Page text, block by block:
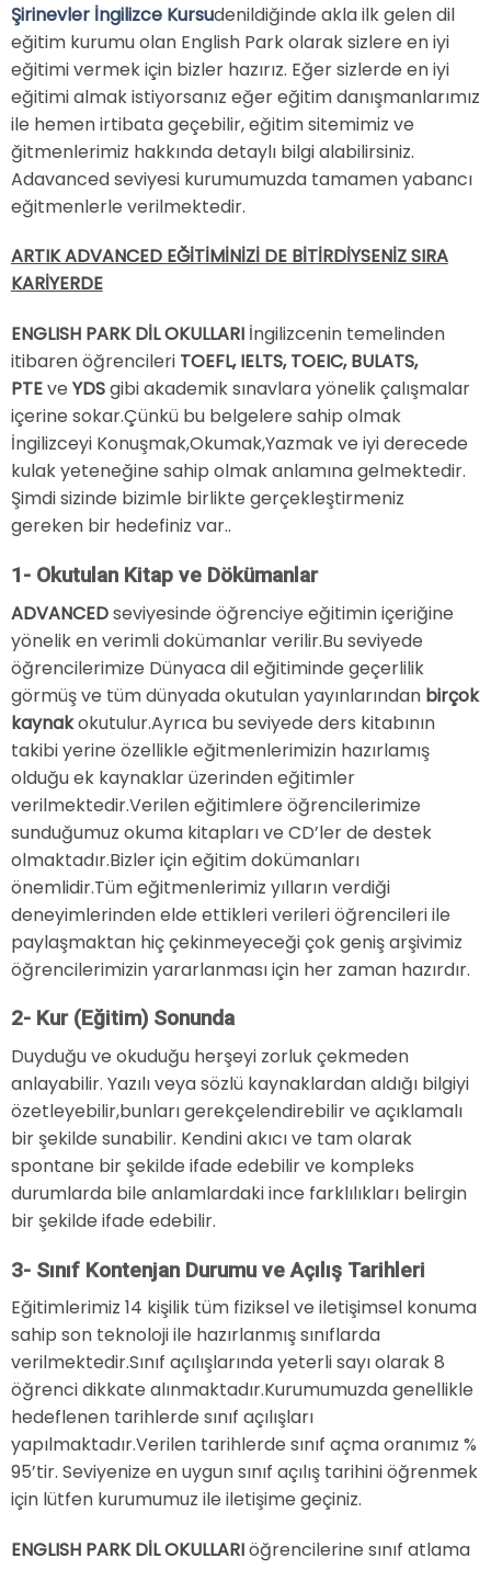
Şirinevler İngilizce Kursudenildiğinde akla ilk gelen dil
eğitim kurumu olan English Park olarak sizlere en iyi
eğitimi vermek için bizler hazırız. Eğer sizlerde en iyi
eğitimi almak istiyorsanız eğer eğitim danışmanlarımız
ile hemen irtibata geçebilir, eğitim sitemimiz ve
ğitmenlerimiz hakkında detaylı bilgi alabilirsiniz.
Adavanced seviyesi kurumumuzda tamamen yabancı
eğitmenlerle verilmektedir.
ARTIK ADVANCED EĞİTİMİNİZİ DE BİTİRDİYSENİZ SIRA
KARİYERDE
ENGLISH PARK DİL OKULLARIİngilizcenin temelinden
itibaren öğrencileri TOEFL, IELTS, TOEIC, BULATS,
PTEve YDSgibi akademik sınavlara yönelik çalışmalar
içerine sokar.Çünkü bu belgelere sahip olmak
İngilizceyi Konuşmak,Okumak,Yazmak ve iyi derecede
kulak yeteneğine sahip olmak anlamına gelmektedir.
Şimdi sizinde bizimle birlikte gerçekleştirmeniz
gereken bir hedefiniz var..
1- Okutulan Kitap ve Dökümanlar
ADVANCEDseviyesinde öğrenciye eğitimin içeriğine
yönelik en verimli dokümanlar verilir.Bu seviyede
öğrencilerimize Dünyaca dil eğitiminde geçerlilik
görmüş ve tüm dünyada okutulan yayınlarından birçok
kaynakokutulur.Ayrıca bu seviyede ders kitabının
takibi yerine özellikle eğitmenlerimizin hazırlamış
olduğu ek kaynaklar üzerinden eğitimler
verilmektedir.Verilen eğitimlere öğrencilerimize
sunduğumuz okuma kitapları ve CD’ler de destek
olmaktadır.Bizler için eğitim dokümanları
önemlidir.Tüm eğitmenlerimiz yılların verdiği
deneyimlerinden elde ettikleri verileri öğrencileri ile
paylaşmaktan hiç çekinmeyeceği çok geniş arşivimiz
öğrencilerimizin yararlanması için her zaman hazırdır.
2- Kur (Eğitim) Sonunda
Duyduğu ve okuduğu herşeyi zorluk çekmeden
anlayabilir. Yazılı veya sözlü kaynaklardan aldığı bilgiyi
özetleyebilir,bunları gerekçelendirebilir ve açıklamalı
bir şekilde sunabilir. Kendini akıcı ve tam olarak
spontane bir şekilde ifade edebilir ve kompleks
durumlarda bile anlamlardaki ince farklılıkları belirgin
bir şekilde ifade edebilir.
3- Sınıf Kontenjan Durumu ve Açılış Tarihleri
Eğitimlerimiz 14 kişilik tüm fiziksel ve iletişimsel konuma
sahip son teknoloji ile hazırlanmış sınıflarda
verilmektedir.Sınıf açılışlarında yeterli sayı olarak 8
öğrenci dikkate alınmaktadır.Kurumumuzda genellikle
hedeflenen tarihlerde sınıf açılışları
yapılmaktadır.Verilen tarihlerde sınıf açma oranımız %
95’tir. Seviyenize en uygun sınıf açılış tarihini öğrenmek
için lütfen kurumumuz ile iletişime geçiniz.
ENGLISH PARK DİL OKULLARIöğrencilerine sınıf atlama